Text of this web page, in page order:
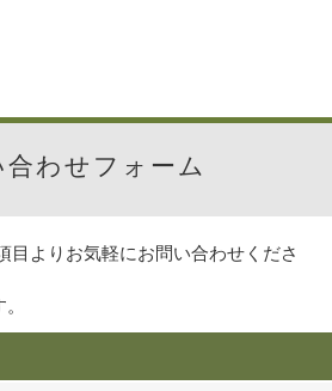
合わせフォーム
目よりお気軽にお問い合わせくださ